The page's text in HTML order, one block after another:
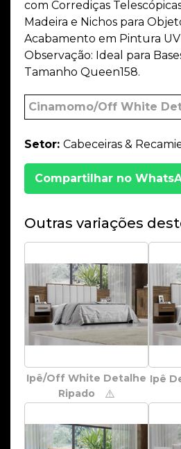
com Corrediças
Madeira e Nichos para
Acabamento em Pintura
Observação: Ideal para
Tamanho Queen158.
Cinamomo/Off White
Setor: Cabeceiras &
Compartilhar no
Outras variações
Ipê/Off White Detalhe
Ripado
⚠️
Ipê